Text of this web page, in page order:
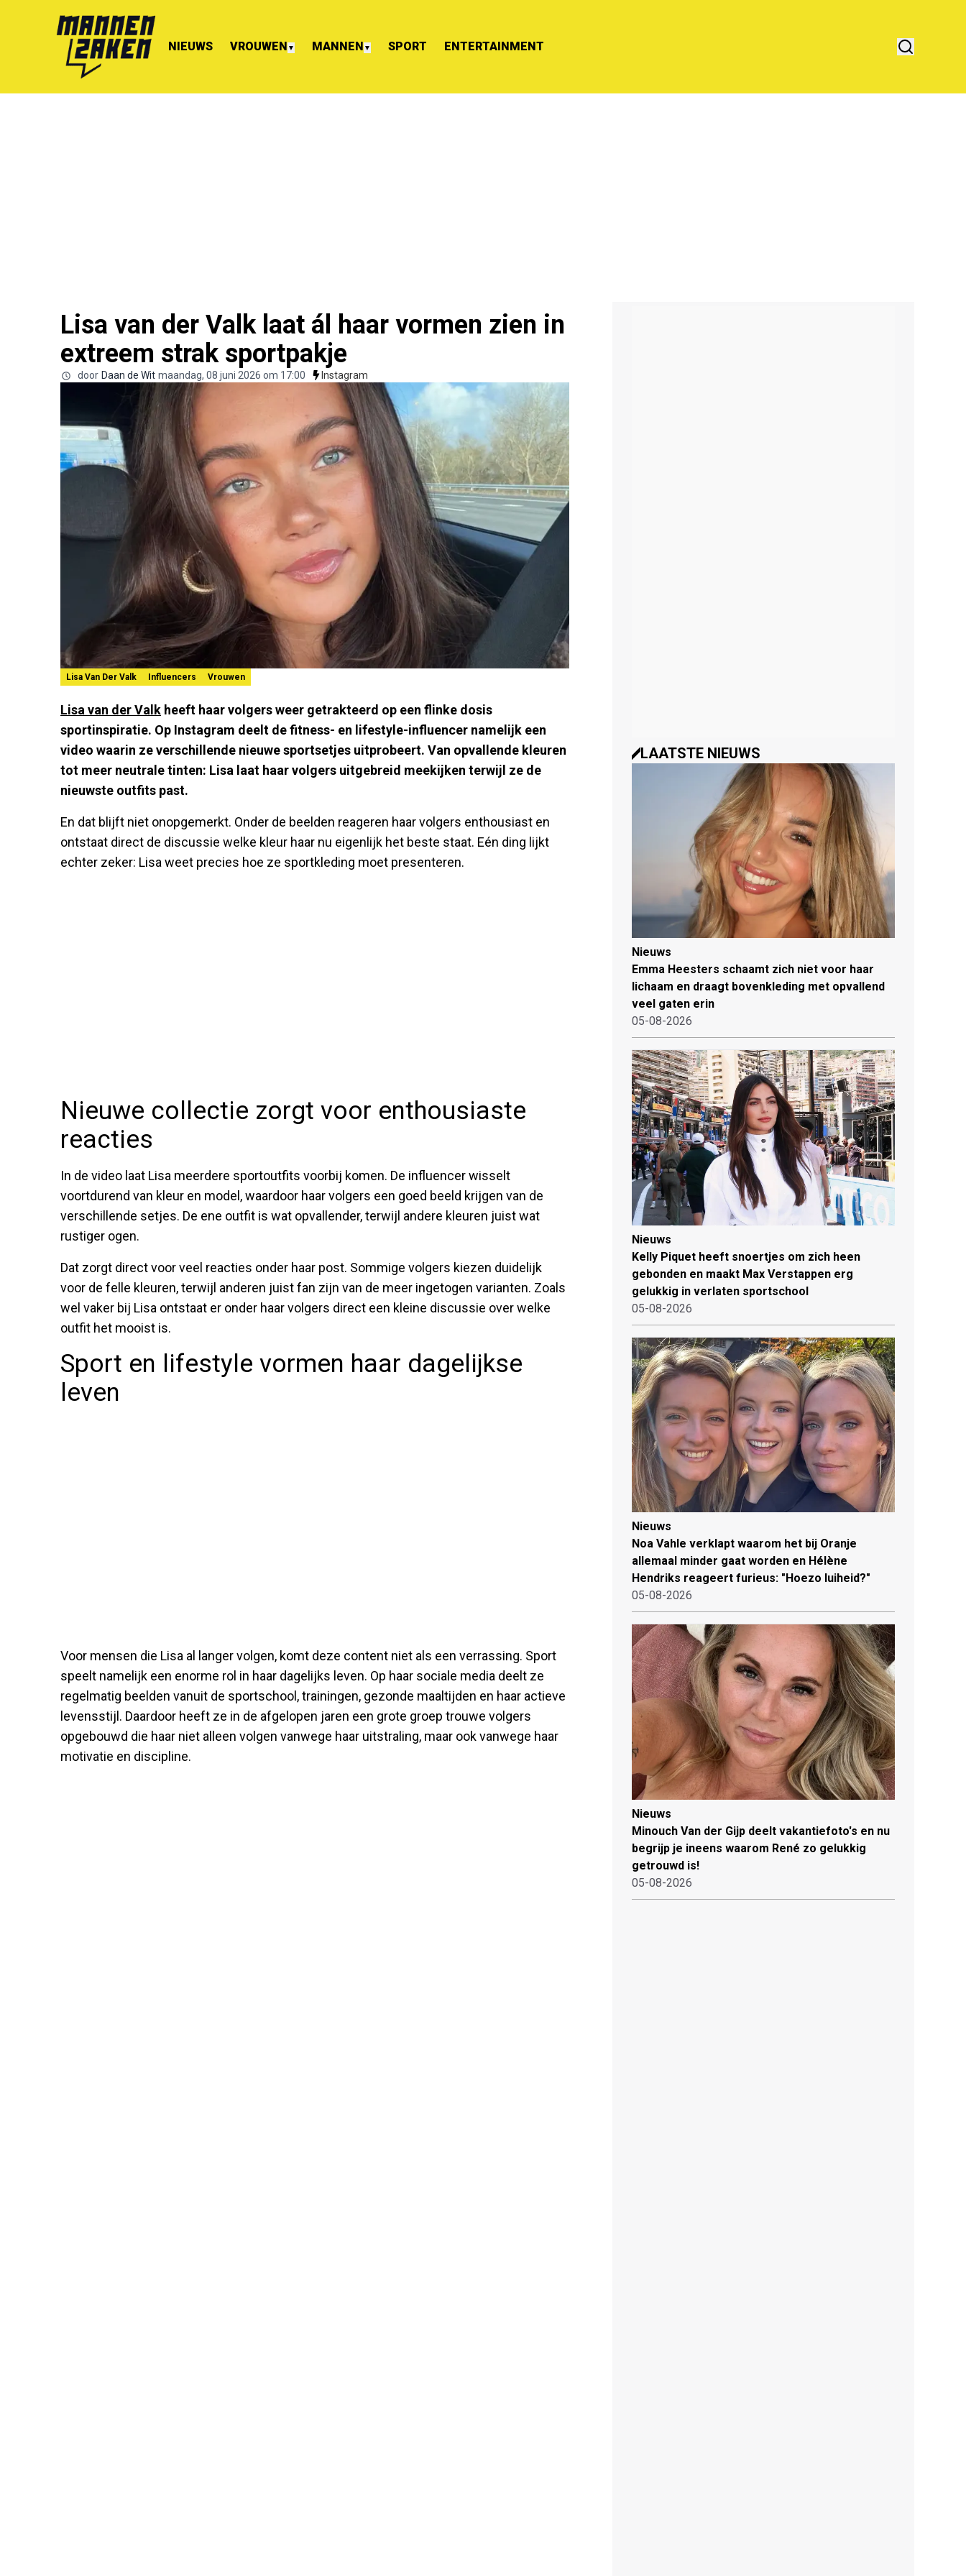
NIEUWS VROUWEN ▼ MANNEN ▼ SPORT ENTERTAINMENT
Lisa van der Valk laat ál haar vormen zien in
extreem strak sportpakje
door Daan de Wit maandag, 08 juni 2026 om 17:00 Instagram
Lisa Van Der Valk Influencers Vrouwen
Lisa van der Valk heeft haar volgers weer getrakteerd op een flinke dosis
sportinspiratie. Op Instagram deelt de fitness- en lifestyle-influencer namelijk een
video waarin ze verschillende nieuwe sportsetjes uitprobeert. Van opvallende kleuren
tot meer neutrale tinten: Lisa laat haar volgers uitgebreid meekijken terwijl ze de
nieuwste outfits past.
En dat blijft niet onopgemerkt. Onder de beelden reageren haar volgers enthousiast en
ontstaat direct de discussie welke kleur haar nu eigenlijk het beste staat. Eén ding lijkt
echter zeker: Lisa weet precies hoe ze sportkleding moet presenteren.
Nieuwe collectie zorgt voor enthousiaste
reacties
In de video laat Lisa meerdere sportoutfits voorbij komen. De influencer wisselt
voortdurend van kleur en model, waardoor haar volgers een goed beeld krijgen van de
verschillende setjes. De ene outfit is wat opvallender, terwijl andere kleuren juist wat
rustiger ogen.
Dat zorgt direct voor veel reacties onder haar post. Sommige volgers kiezen duidelijk
voor de felle kleuren, terwijl anderen juist fan zijn van de meer ingetogen varianten. Zoals
wel vaker bij Lisa ontstaat er onder haar volgers direct een kleine discussie over welke
outfit het mooist is.
Sport en lifestyle vormen haar dagelijkse
leven
Voor mensen die Lisa al langer volgen, komt deze content niet als een verrassing. Sport
speelt namelijk een enorme rol in haar dagelijks leven. Op haar sociale media deelt ze
regelmatig beelden vanuit de sportschool, trainingen, gezonde maaltijden en haar actieve
levensstijl. Daardoor heeft ze in de afgelopen jaren een grote groep trouwe volgers
opgebouwd die haar niet alleen volgen vanwege haar uitstraling, maar ook vanwege haar
motivatie en discipline.
LAATSTE NIEUWS
Nieuws
Emma Heesters schaamt zich niet voor haar
lichaam en draagt bovenkleding met opvallend
veel gaten erin
05-08-2026
Nieuws
Kelly Piquet heeft snoertjes om zich heen
gebonden en maakt Max Verstappen erg
gelukkig in verlaten sportschool
05-08-2026
Nieuws
Noa Vahle verklapt waarom het bij Oranje
allemaal minder gaat worden en Hélène
Hendriks reageert furieus: "Hoezo luiheid?"
05-08-2026
Nieuws
Minouch Van der Gijp deelt vakantiefoto's en nu
begrijp je ineens waarom René zo gelukkig
getrouwd is!
05-08-2026